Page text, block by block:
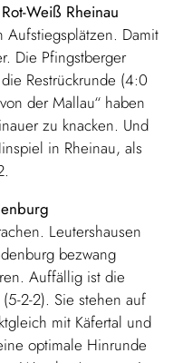
Weiß Rheinau
Aufstiegsplätzen. Damit
Die Pfingstberger
Restrückrunde (4:0
der Mallau“ haben
zu knacken. Und
in Rheinau, als
Leutershausen
bezwang
Auffällig ist die
2-2). Sie stehen auf
mit Käfertal und
optimale Hinrunde